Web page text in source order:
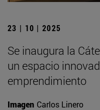
23 | 10 | 2025
Se inaugura la
un espacio
emprendimiento
Imagen Carlos Linero